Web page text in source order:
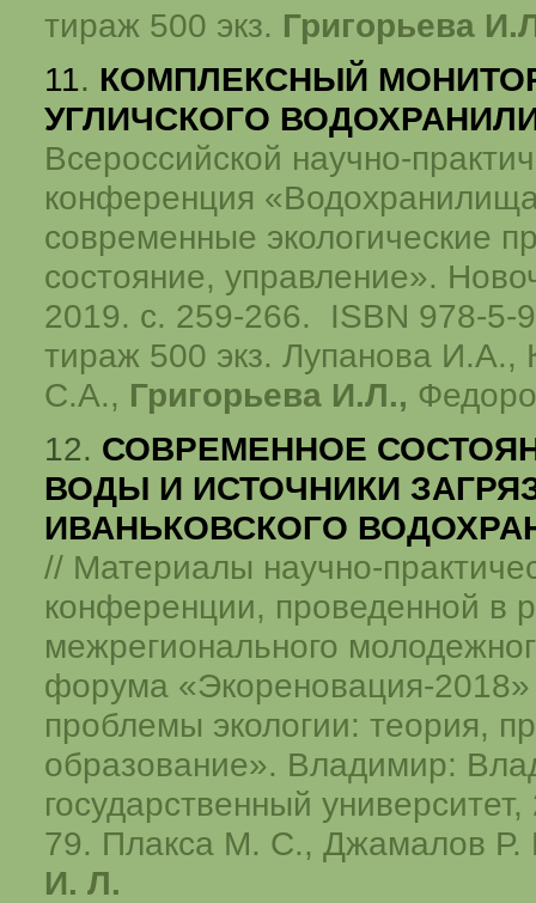
тираж 500 экз. Григорьева
11. КОМПЛЕКСНЫЙ
УГЛИЧСКОГО
Всероссийской научно-
конференция
современные экологические
состояние, управление».
2019. с. 259-266. ISBN 978-5-
тираж 500 экз. Лупанова И.А.,
С.А., Григорьева И.Л.,
12. СОВРЕМЕННОЕ
ВОДЫ И ИСТОЧНИКИ
ИВАНЬКОВСКОГО
// Материалы научно-
конференции, проведенной в
межрегионального
форума «Экореновация-
проблемы экологии: теория,
образование». Владимир:
государственный
79. Плакса М. С., Джамалов Р.
И. Л.